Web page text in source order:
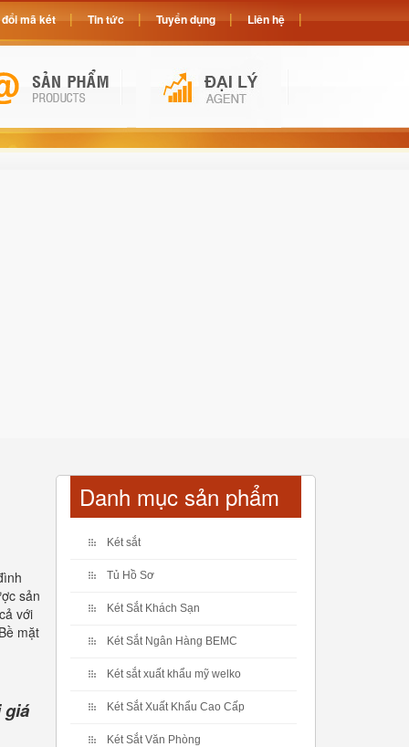
sản
với
mặt
giá
Danh mục sản phẩm
Két sắt
Tủ Hồ Sơ
Két Sắt Khách Sạn
Két Sắt Ngân Hàng BEMC
Két sắt xuất khẩu mỹ welko
Két Sắt Xuất Khẩu Cao Cấp
Két Sắt Văn Phòng
mã két Tin tức Tuyển dụng Liên hệ